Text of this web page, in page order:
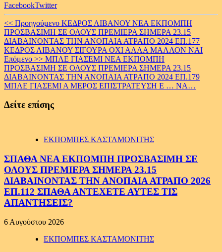
FacebookTwitter
Continue
Reading
<< Προηγούμενο ΚΕΔΡΟΣ ΛΙΒΑΝΟΥ ΝΕΑ ΕΚΠΟΜΠΗ
ΠΡΟΣΒΑΣΙΜΗ ΣΕ ΟΛΟΥΣ ΠΡΕΜΙΕΡΑ ΣΗΜΕΡΑ 23.15
ΔΙΑΒΑΙΝΟΝΤΑΣ ΤΗΝ ΑΝΟΠΑΙΑ ΑΤΡΑΠΟ 2024 ΕΠ.177
ΚΕΔΡΟΣ ΛΙΒΑΝΟΥ ΣΙΓΟΥΡΑ ΟΧΙ ΑΛΛΑ ΜΑΛΛΟΝ ΝΑΙ
Επόμενο >> ΜΠΛΕ ΓΙΑΣΕΜΙ ΝΕΑ ΕΚΠΟΜΠΗ
ΠΡΟΣΒΑΣΙΜΗ ΣΕ ΟΛΟΥΣ ΠΡΕΜΙΕΡΑ ΣΗΜΕΡΑ 23.15
ΔΙΑΒΑΙΝΟΝΤΑΣ ΤΗΝ ΑΝΟΠΑΙΑ ΑΤΡΑΠΟ 2024 ΕΠ.179
ΜΠΛΕ ΓΙΑΣΕΜΙ Α ΜΕΡΟΣ ΕΠΙΣΤΡΑΤΕΥΣΗ Ε … ΝΑ…
Δείτε επίσης
ΕΚΠΟΜΠΕΣ ΚΑΣΤΑΜΟΝΙΤΗΣ
ΣΠΑΘΑ ΝΕΑ ΕΚΠΟΜΠΗ ΠΡΟΣΒΑΣΙΜΗ ΣΕ
ΟΛΟΥΣ ΠΡΕΜΙΕΡΑ ΣΗΜΕΡΑ 23.15
ΔΙΑΒΑΙΝΟΝΤΑΣ ΤΗΝ ΑΝΟΠΑΙΑ ΑΤΡΑΠΟ 2026
ΕΠ.112 ΣΠΑΘΑ ΑΝΤΕΧΕΤΕ ΑΥΤΕΣ ΤΙΣ
ΑΠΑΝΤΗΣΕΙΣ?
6 Αυγούστου 2026
ΕΚΠΟΜΠΕΣ ΚΑΣΤΑΜΟΝΙΤΗΣ